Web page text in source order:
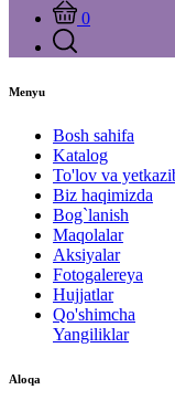
0
Menyu
Bosh sahifa
Katalog
To'lov va
Biz haqimizda
Bog`lanish
Maqolalar
Aksiyalar
Fotogalereya
Hujjatlar
Qo'shimcha
Yangiliklar
Aloqa